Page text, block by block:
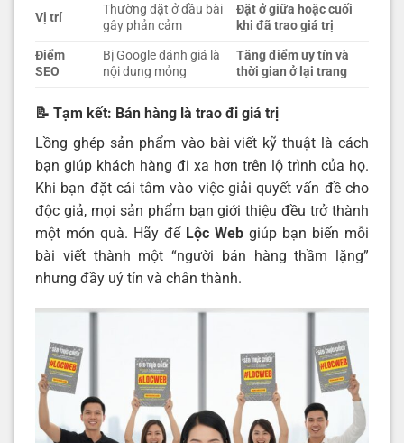
Vị trí
Thường đặt ở đầu bài
gây phản cảm
Đặt ở giữa hoặc cuối
khi đã trao giá trị
Điểm
SEO
Bị Google đánh giá là
nội dung mỏng
Tăng điểm uy tín và
thời gian ở lại trang
📝 Tạm kết: Bán hàng là trao đi giá trị
Lồng ghép sản phẩm vào bài viết kỹ thuật là cách
bạn giúp khách hàng đi xa hơn trên lộ trình của họ.
Khi bạn đặt cái tâm vào việc giải quyết vấn đề cho
độc giả, mọi sản phẩm bạn giới thiệu đều trở thành
một món quà. Hãy để Lộc Web giúp bạn biến mỗi
bài viết thành một “người bán hàng thầm lặng”
nhưng đầy uý tín và chân thành.